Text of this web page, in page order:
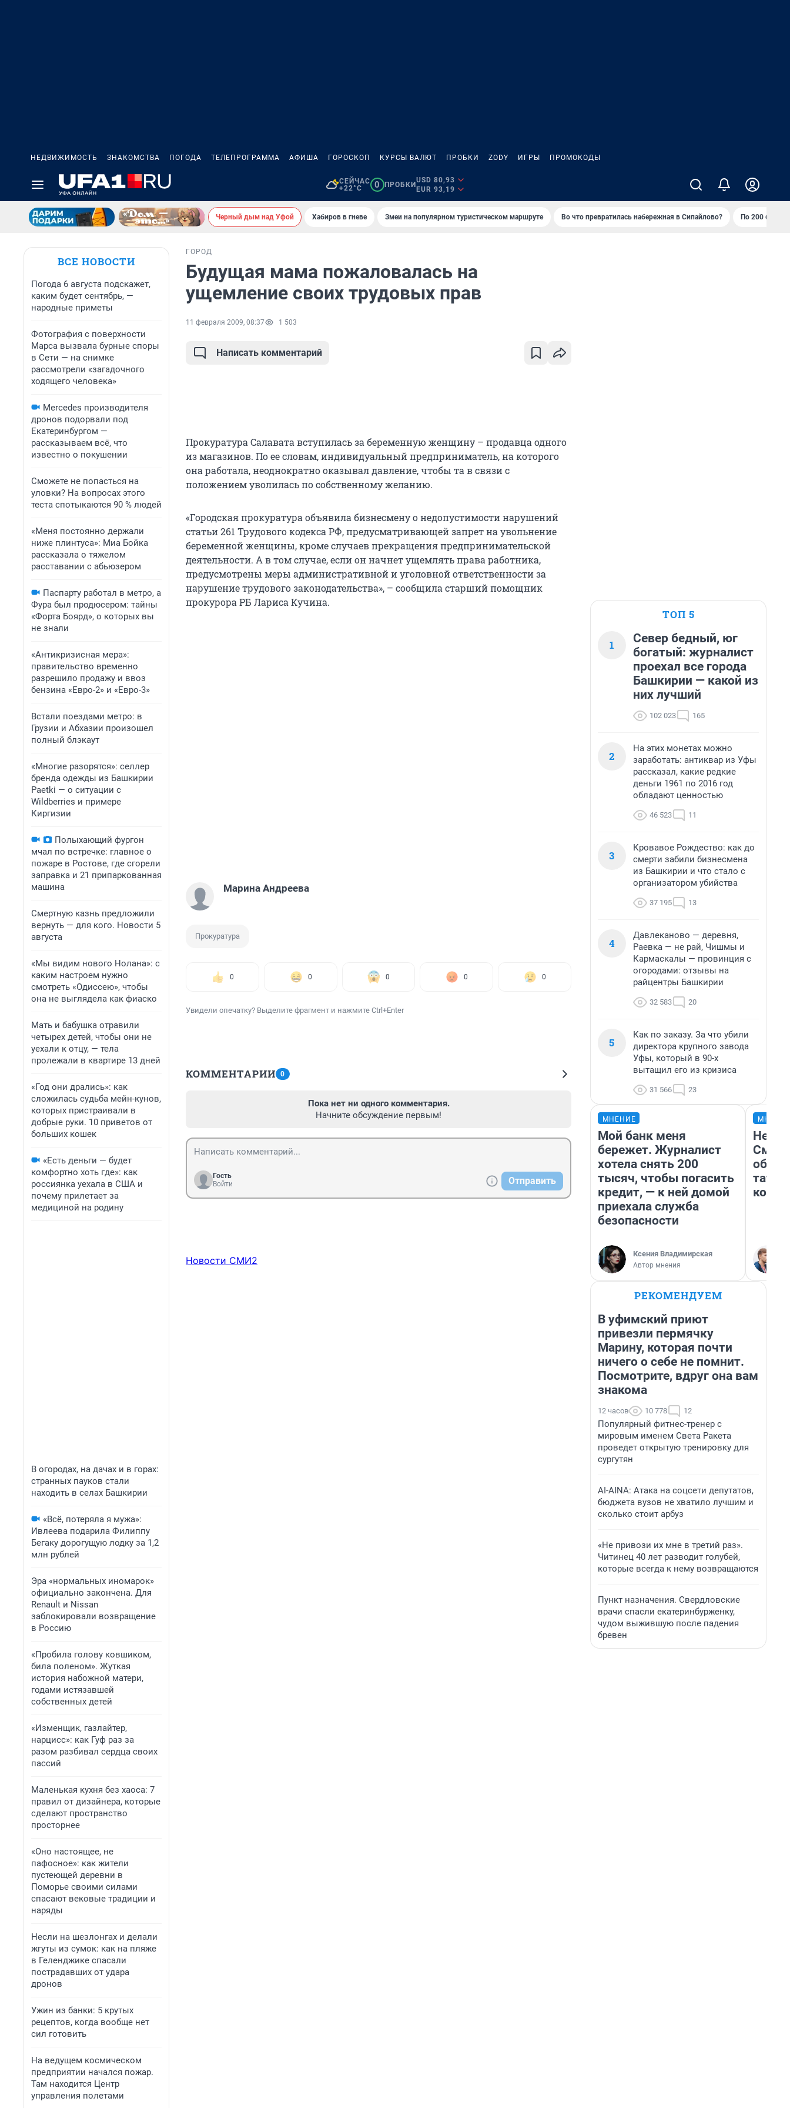
НЕДВИЖИМОСТЬ ЗНАКОМСТВА ПОГОДА ТЕЛЕПРОГРАММА АФИША ГОРОСКОП КУРСЫ ВАЛЮТ ПРОБКИ ZODY ИГРЫ ПРОМОКОДЫ
СЕЙЧАС
+22°C
0 ПРОБКИ
USD 80,93
EUR 93,19
Черный дым над Уфой Хабиров в гневе Змеи на популярном туристическом маршруте Во что превратилась набережная в Сипайлово? По 200
ВСЕ НОВОСТИ
Погода 6 августа подскажет,
каким будет сентябрь, —
народные приметы
Фотография с поверхности
Марса вызвала бурные споры
в Сети — на снимке
рассмотрели «загадочного
ходящего человека»
Mercedes производителя
дронов подорвали под
Екатеринбургом —
рассказываем всё, что
известно о покушении
Сможете не попасться на
уловки? На вопросах этого
теста спотыкаются 90 % людей
«Меня постоянно держали
ниже плинтуса»: Миа Бойка
рассказала о тяжелом
расставании с абьюзером
Паспарту работал в метро, а
Фура был продюсером: тайны
«Форта Боярд», о которых вы
не знали
«Антикризисная мера»:
правительство временно
разрешило продажу и ввоз
бензина «Евро-2» и «Евро-3»
Встали поездами метро: в
Грузии и Абхазии произошел
полный блэкаут
«Многие разорятся»: селлер
бренда одежды из Башкирии
Paetki — о ситуации с
Wildberries и примере
Киргизии
Полыхающий фургон
мчал по встречке: главное о
пожаре в Ростове, где сгорели
заправка и 21 припаркованная
машина
Смертную казнь предложили
вернуть — для кого. Новости 5
августа
«Мы видим нового Нолана»: с
каким настроем нужно
смотреть «Одиссею», чтобы
она не выглядела как фиаско
Мать и бабушка отравили
четырех детей, чтобы они не
уехали к отцу, — тела
пролежали в квартире 13 дней
«Год они дрались»: как
сложилась судьба мейн-кунов,
которых пристраивали в
добрые руки. 10 приветов от
больших кошек
«Есть деньги — будет
комфортно хоть где»: как
россиянка уехала в США и
почему прилетает за
медициной на родину
В огородах, на дачах и в горах:
странных пауков стали
находить в селах Башкирии
«Всё, потеряла я мужа»:
Ивлеева подарила Филиппу
Бегаку дорогущую лодку за 1,2
млн рублей
Эра «нормальных иномарок»
официально закончена. Для
Renault и Nissan
заблокировали возвращение
в Россию
«Пробила голову ковшиком,
била поленом». Жуткая
история набожной матери,
годами истязавшей
собственных детей
«Изменщик, газлайтер,
нарцисс»: как Гуф раз за
разом разбивал сердца своих
пассий
Маленькая кухня без хаоса: 7
правил от дизайнера, которые
сделают пространство
просторнее
«Оно настоящее, не
пафосное»: как жители
пустеющей деревни в
Поморье своими силами
спасают вековые традиции и
наряды
Несли на шезлонгах и делали
жгуты из сумок: как на пляже
в Геленджике спасали
пострадавших от удара
дронов
Ужин из банки: 5 крутых
рецептов, когда вообще нет
сил готовить
На ведущем космическом
предприятии начался пожар.
Там находится Центр
управления полетами
ГОРОД
Будущая мама пожаловалась на
ущемление своих трудовых прав
11 февраля 2009, 08:37 1 503
Написать комментарий
Прокуратура Салавата вступилась за беременную женщину – продавца одного
из магазинов. По ее словам, индивидуальный предприниматель, на которого
она работала, неоднократно оказывал давление, чтобы та в связи с
положением уволилась по собственному желанию.
«Городская прокуратура объявила бизнесмену о недопустимости нарушений
статьи 261 Трудового кодекса РФ, предусматривающей запрет на увольнение
беременной женщины, кроме случаев прекращения предпринимательской
деятельности. А в том случае, если он начнет ущемлять права работника,
предусмотрены меры административной и уголовной ответственности за
нарушение трудового законодательства», – сообщила старший помощник
прокурора РБ Лариса Кучина.
Марина Андреева
Прокуратура
0 0 0 0 0
Увидели опечатку? Выделите фрагмент и нажмите Ctrl+Enter
КОММЕНТАРИИ 0
Пока нет ни одного комментария.
Начните обсуждение первым!
Гость
Войти
Отправить
Новости СМИ2
ТОП 5
1
Север бедный, юг
богатый: журналист
проехал все города
Башкирии — какой из
них лучший
102 023 165
2
На этих монетах можно
заработать: антиквар из Уфы
рассказал, какие редкие
деньги 1961 по 2016 год
обладают ценностью
46 523 11
3
Кровавое Рождество: как до
смерти забили бизнесмена
из Башкирии и что стало с
организатором убийства
37 195 13
4
Давлеканово — деревня,
Раевка — не рай, Чишмы и
Кармаскалы — провинция с
огородами: отзывы на
райцентры Башкирии
32 583 20
5
Как по заказу. За что убили
директора крупного завода
Уфы, который в 90-х
вытащил его из кризиса
31 566 23
МНЕНИЕ
Мой банк меня
бережет. Журналист
хотела снять 200
тысяч, чтобы погасить
кредит, — к ней домой
приехала служба
безопасности
Ксения Владимирская
Автор мнения
РЕКОМЕНДУЕМ
В уфимский приют
привезли пермячку
Марину, которая почти
ничего о себе не помнит.
Посмотрите, вдруг она вам
знакома
12 часов 10 778 12
Популярный фитнес-тренер с
мировым именем Света Ракета
проведет открытую тренировку для
сургутян
AI-AINA: Атака на соцсети депутатов,
бюджета вузов не хватило лучшим и
сколько стоит арбуз
«Не привози их мне в третий раз».
Читинец 40 лет разводит голубей,
которые всегда к нему возвращаются
Пункт назначения. Свердловские
врачи спасли екатеринбурженку,
чудом выжившую после падения
бревен